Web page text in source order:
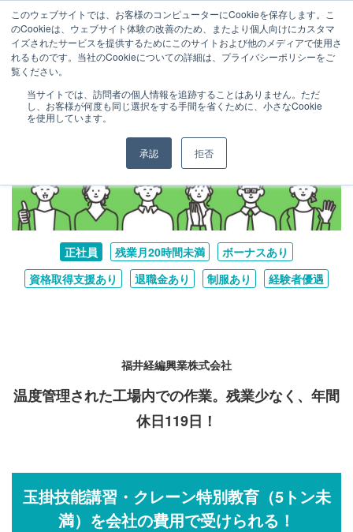
このウェブサイトでは、お客様のコンピューターにCookieを保存します。こ
のCookieは、ウェブサイト体験の改善のため、またより個人向けにカスタマ
イズされたサービスを提供するためにこのサイトおよび他のメディアで使用さ
れるものです。当社のCookieについての詳細は、プライバシーポリシーをご
覧ください。
当サイトでは、訪問者の個人情報を追跡することはありません。ただ
し、お客様が何度も同じ選択をする手間を省くために、小さなCookie
を使用しています。
承認 拒否
まずは相談申込（無料）
正社員 残業月20時間未満
ボーナスあり
資格取得支援あり
退職金あり 制服あり 経験者優遇
福井経編興業株式会社
温度管理された工場内での作業。残業少なく、年間
休日119日！
玉掛技能講習・クレーン特別教育（5トン未
満）を会社の費用で受けられる！